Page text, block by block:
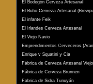
El Bodegón Cerveza Artesanal
El Buho Cerveza Artesanal
El infante Feik
El Irlandes Cerveza Artesanal
El Viejo Navio
Emprendimientos Cerveceros
Enrique v Squatini y Cia
Fábrica de Cerveza Artesanal
Fábrica de Cerveza Brunnen
Fabrica de Sidra Tunuyán